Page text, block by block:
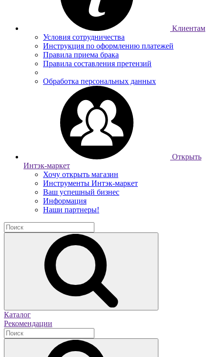
Клиентам
Условия сотрудничества
Инструкция по оформлению платежей
Правила приема брака
Правила составления претензий
Обработка персональных данных
Открыть
Интэк-маркет
Хочу открыть магазин
Инструменты Интэк-маркет
Ваш успешный бизнес
Информация
Наши партнеры!
Каталог
Рекомендации